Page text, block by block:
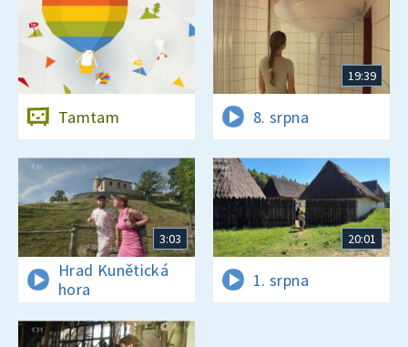
Tamtam
19:39
8. srpna
3:03
Hrad Kunětická
hora
20:01
1. srpna